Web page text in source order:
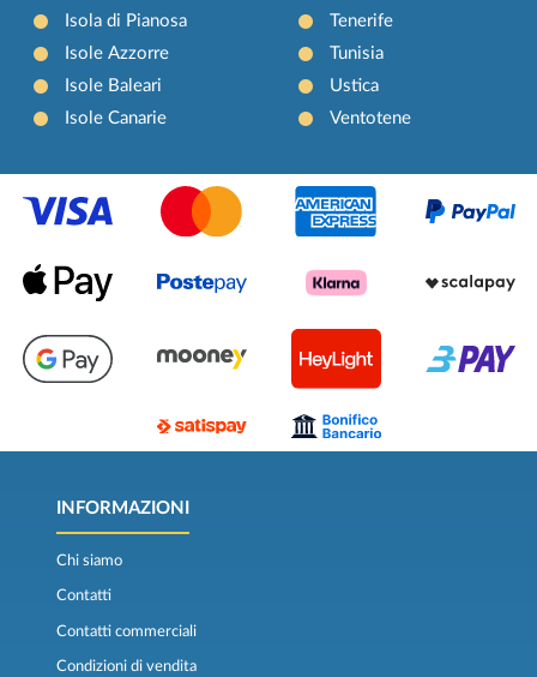
Isola di Pianosa
Isole Azzorre
Isole Baleari
Isole Canarie
Tenerife
Tunisia
Ustica
Ventotene
INFORMAZIONI
Chi siamo
Contatti
Contatti commerciali
Condizioni di vendita